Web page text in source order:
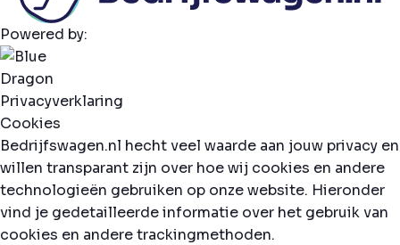
Powered by:
Privacyverklaring
Cookies
Bedrijfswagen.nl hecht veel waarde aan jouw privacy en
willen transparant zijn over hoe wij cookies en andere
technologieën gebruiken op onze website. Hieronder
vind je gedetailleerde informatie over het gebruik van
cookies en andere trackingmethoden.